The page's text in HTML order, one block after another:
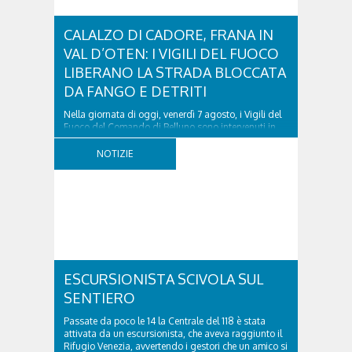
CALALZO DI CADORE, FRANA IN
VAL D’OTEN: I VIGILI DEL FUOCO
LIBERANO LA STRADA BLOCCATA
DA FANGO E DETRITI
Nella giornata di oggi, venerdì 7 agosto, i Vigili del
Fuoco del Comando di Belluno sono intervenuti in
località Diassa, in Val d’Oten, nel comune di Calalzo
di Cadore, per liberare una strada rimasta bloccata
NOTIZIE
ESCURSIONISTA SCIVOLA SUL
SENTIERO
Passate da poco le 14 la Centrale del 118 è stata
attivata da un escursionista, che aveva raggiunto il
Rifugio Venezia, avvertendo i gestori che un amico si